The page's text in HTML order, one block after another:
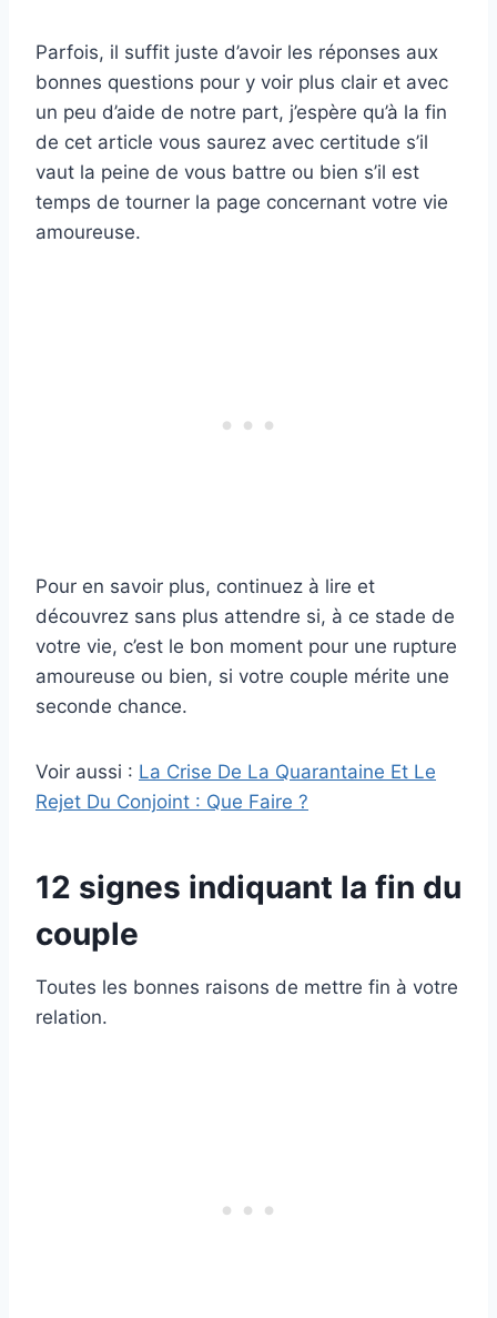
Parfois, il suffit juste d’avoir les réponses aux
bonnes questions pour y voir plus clair et avec
un peu d’aide de notre part, j’espère qu’à la fin
de cet article vous saurez avec certitude s’il
vaut la peine de vous battre ou bien s’il est
temps de tourner la page concernant votre vie
amoureuse.
Pour en savoir plus, continuez à lire et
découvrez sans plus attendre si, à ce stade de
votre vie, c’est le bon moment pour une rupture
amoureuse ou bien, si votre couple mérite une
seconde chance.
Voir aussi : La Crise De La Quarantaine Et Le
Rejet Du Conjoint : Que Faire ?
12 signes indiquant la fin du
couple
Toutes les bonnes raisons de mettre fin à votre
relation.